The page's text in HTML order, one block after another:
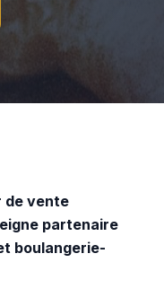
de vente
partenaire
boulangerie-